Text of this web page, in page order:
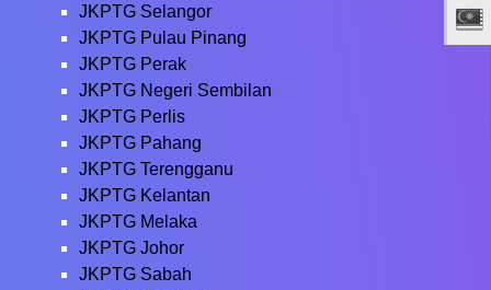
JKPTG Selangor
JKPTG Pulau Pinang
JKPTG Perak
JKPTG Negeri Sembilan
JKPTG Perlis
JKPTG Pahang
JKPTG Terengganu
JKPTG Kelantan
JKPTG Melaka
JKPTG Johor
JKPTG Sabah